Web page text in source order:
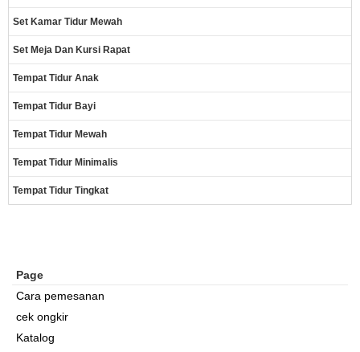
Set Kamar Tidur Mewah
Set Meja Dan Kursi Rapat
Tempat Tidur Anak
Tempat Tidur Bayi
Tempat Tidur Mewah
Tempat Tidur Minimalis
Tempat Tidur Tingkat
Page
Cara pemesanan
cek ongkir
Katalog